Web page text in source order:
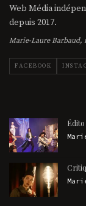
Web Média
depuis 2017.
Marie-Laure Barbaud,
FACEBOOK